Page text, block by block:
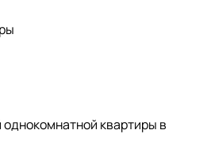
квартиры в